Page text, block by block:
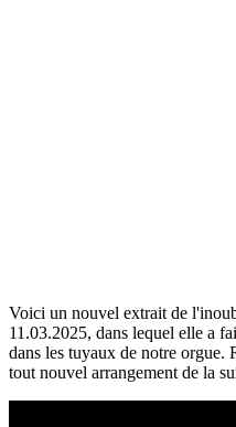
Voici un nouvel extrait de
11.03.2025, dans lequel elle a
dans les tuyaux de notre orgue.
tout nouvel arrangement de la